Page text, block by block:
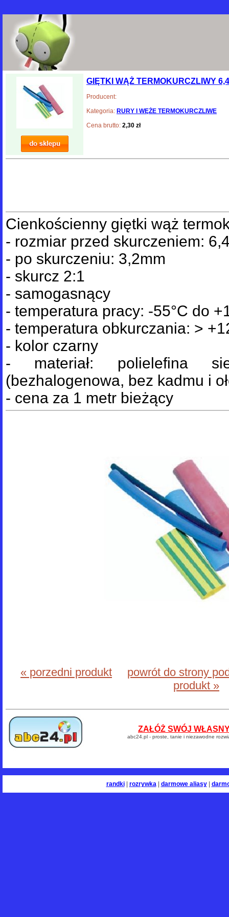
GIĘTKI WĄŻ TERMOKURCZLIWY
Producent:
Kategoria: RURY I WĘŻE TERMOKURCZLIWE
Cena brutto: 2,30 zł
Cienkościenny giętki wąż
- rozmiar przed skurczeniem:
- po skurczeniu: 3,2mm
- skurcz 2:1
- samogasnący
- temperatura pracy: -55°C do
- temperatura obkurczania: >
- kolor czarny
- materiał: polielefina
(bezhalogenowa, bez kadmu i
- cena za 1 metr bieżący
« porzedni produkt
powrót do strony
produkt »
ZAŁÓŻ SWÓJ
abc24.pl - proste, tanie i niezawodne
randki| rozrywka| darmowe aliasy|